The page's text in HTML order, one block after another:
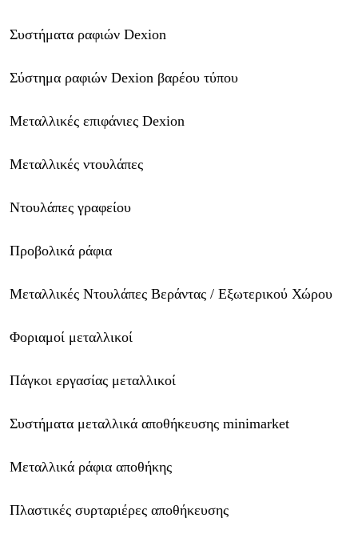
Συστήματα ραφιών Dexion
Σύστημα ραφιών Dexion βαρέου τύπου
Μεταλλικές επιφάνιες Dexion
Μεταλλικές ντουλάπες
Ντουλάπες γραφείου
Προβολικά ράφια
Μεταλλικές Ντουλάπες Βεράντας / Εξωτερικού Χώρου
Φοριαμοί μεταλλικοί
Πάγκοι εργασίας μεταλλικοί
Συστήματα μεταλλικά αποθήκευσης minimarket
Μεταλλικά ράφια αποθήκης
Πλαστικές συρταριέρες αποθήκευσης